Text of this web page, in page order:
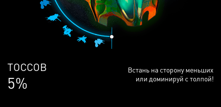
ЛЮДЕЙ
69%
Встань на сторону меньших
или доминируй с толпой!